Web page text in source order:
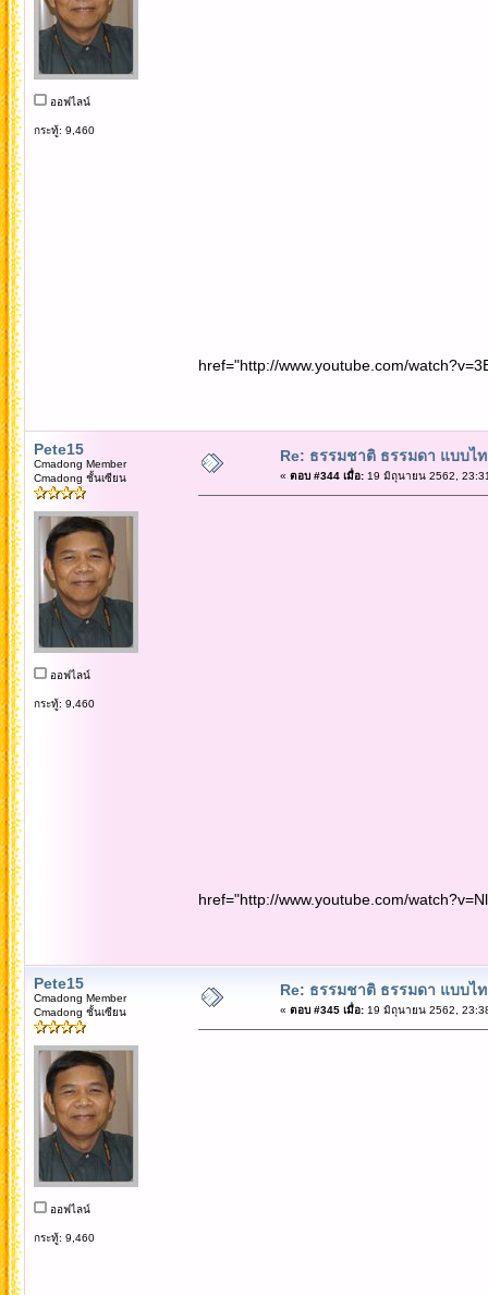
ออฟไลน์
กระทู้: 9,460
href="http://www.youtube.com/
Pete15
Cmadong Member
Cmadong ชั้นเซียน
ออฟไลน์
กระทู้: 9,460
Re: ธรรมชาติ ธรรมดา แบบไ
« ตอบ #344 เมื่อ:19 มิถุนายน 2562,
href="http://www.youtube.com/
Pete15
Cmadong Member
Cmadong ชั้นเซียน
ออฟไลน์
กระทู้: 9,460
Re: ธรรมชาติ ธรรมดา แบบไ
« ตอบ #345 เมื่อ:19 มิถุนายน 2562,